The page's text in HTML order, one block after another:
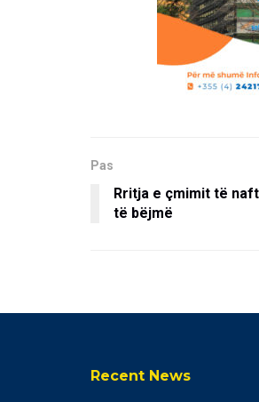
Pas
Rritja e çmimit të
të bëjmë
Recent News